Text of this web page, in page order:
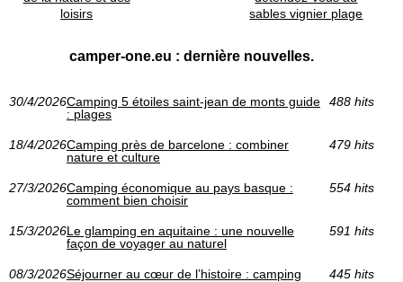
loisirs
sables vignier plage
camper-one.eu : dernière nouvelles.
30/4/2026Camping 5 étoiles saint-jean de monts guide
: plages
488 hits
18/4/2026Camping près de barcelone : combiner
nature et culture
479 hits
27/3/2026Camping économique au pays basque :
comment bien choisir
554 hits
15/3/2026Le glamping en aquitaine : une nouvelle
façon de voyager au naturel
591 hits
08/3/2026Séjourner au cœur de l’histoire : camping
445 hits